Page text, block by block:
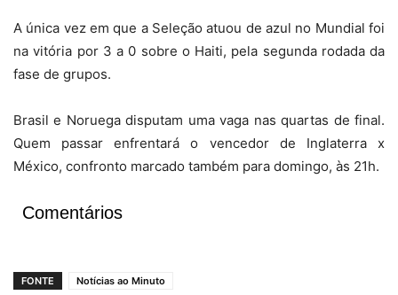
A única vez em que a Seleção atuou de azul no Mundial foi
na vitória por 3 a 0 sobre o Haiti, pela segunda rodada da
fase de grupos.
Brasil e Noruega disputam uma vaga nas quartas de final.
Quem passar enfrentará o vencedor de Inglaterra x
México, confronto marcado também para domingo, às 21h.
Comentários
FONTE
Notícias ao Minuto